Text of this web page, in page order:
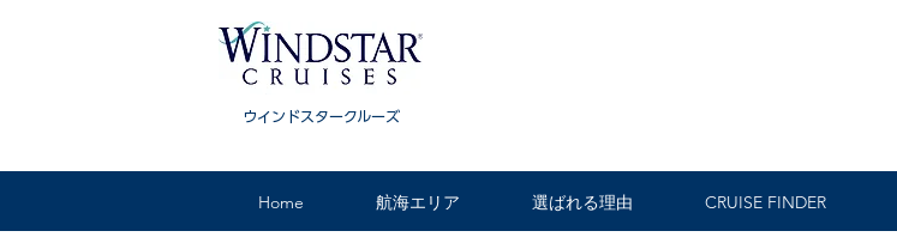
ウインドスタークルーズ
Home 航海エリア 選ばれる理由 CRUISE FINDER